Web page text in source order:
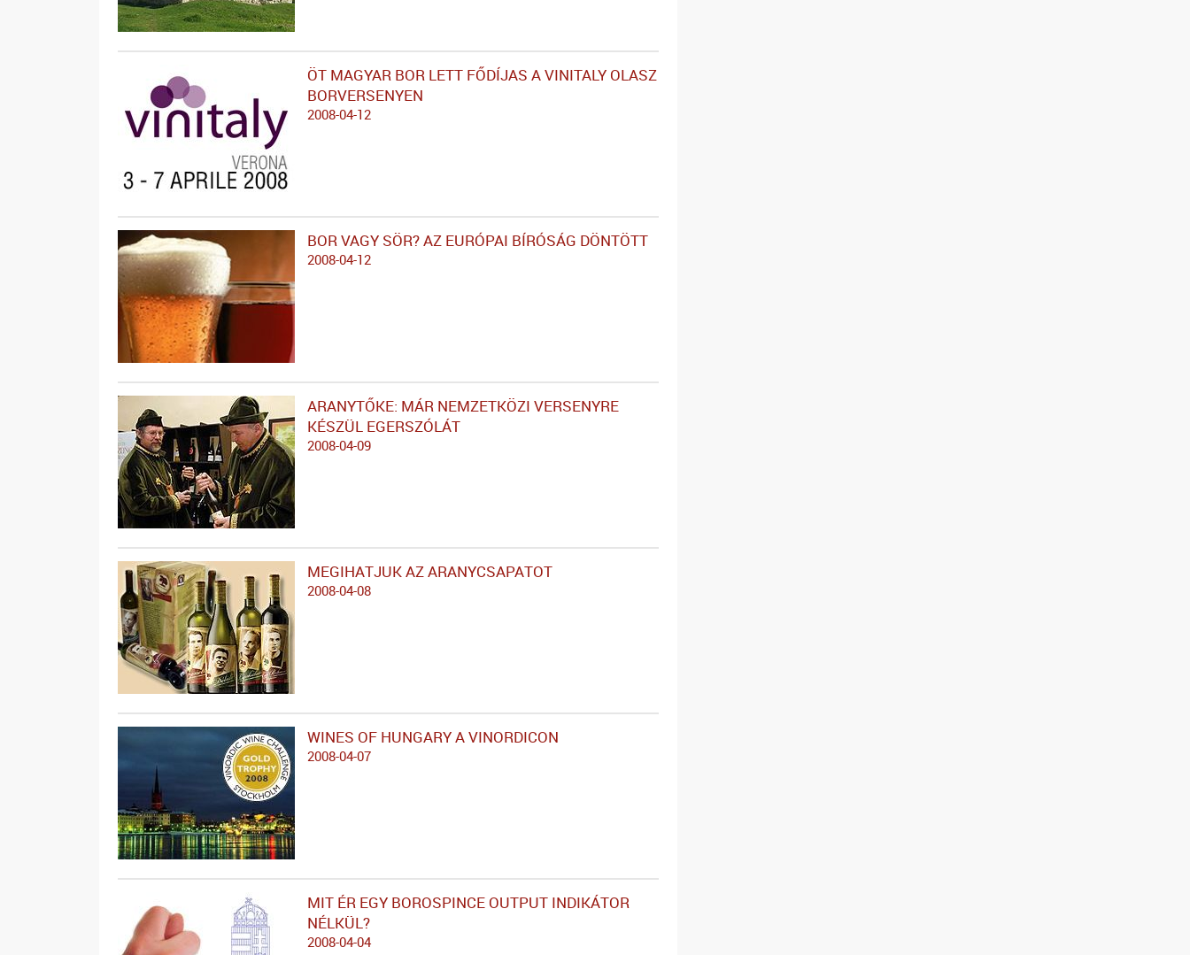
ÖT MAGYAR BOR LETT FŐDÍJAS A VINITALY OLASZ
BORVERSENYEN
2008-04-12
BOR VAGY SÖR? AZ EURÓPAI BÍRÓSÁG DÖNTÖTT
2008-04-12
ARANYTŐKE: MÁR NEMZETKÖZI VERSENYRE
KÉSZÜL EGERSZÓLÁT
2008-04-09
MEGIHATJUK AZ ARANYCSAPATOT
2008-04-08
WINES OF HUNGARY A VINORDICON
2008-04-07
MIT ÉR EGY BOROSPINCE OUTPUT INDIKÁTOR
NÉLKÜL?
2008-04-04